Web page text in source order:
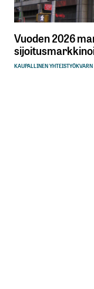
Vuoden 2026
KAUPALLINEN YHTEISTYÖ